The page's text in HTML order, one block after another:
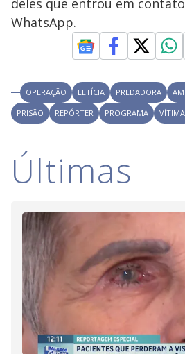
deles que entrou em
WhatsApp.
OPERAÇÃO LETÍCIA PREDADORA
PRISÃO
REPÓRTER PROGRAMA
Últimas